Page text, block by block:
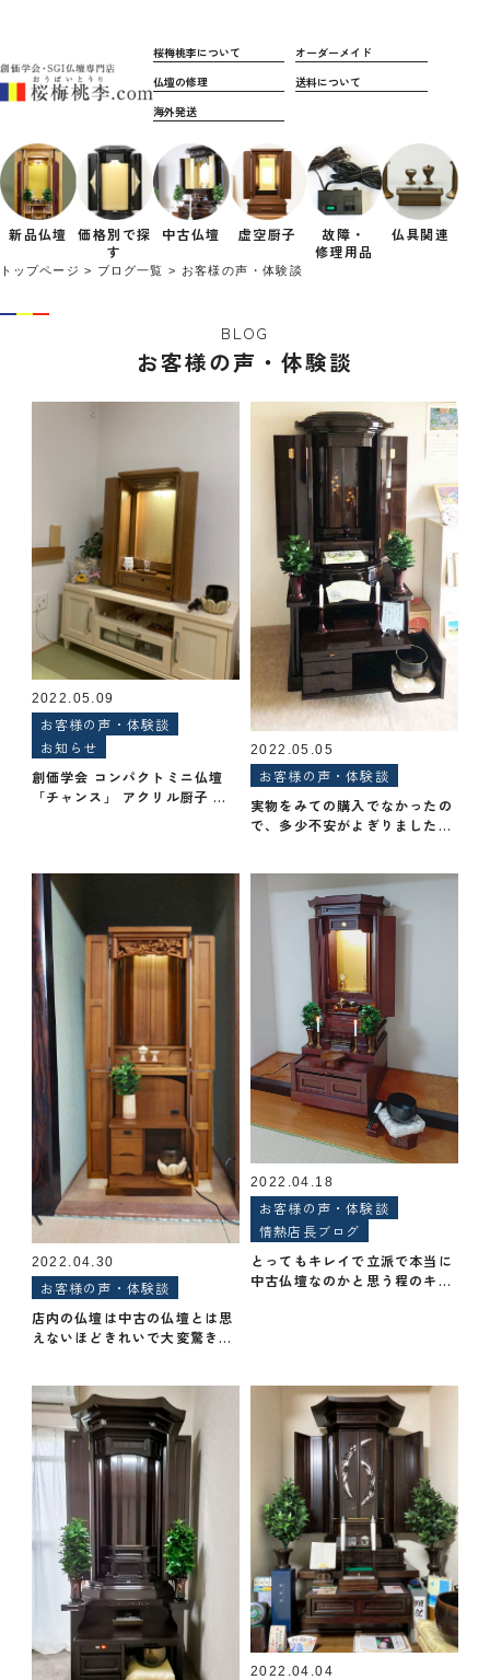
桜梅桃李について
オーダーメイド
仏壇の修理
送料について
海外発送
新品仏壇 価格別で探
す
中古仏壇 虚空厨子
故障・
修理用品
仏具関連
トップページ ブログ一覧 お客様の声・体験談
BLOG
お客様の声・体験談
2022.05.09
お客様の声・体験談
お知らせ
創価学会 コンパクトミニ仏壇
「チャンス」 アクリル厨子 ナ
2022.05.05
お客様の声・体験談
実物をみての購入でなかったの
で、多少不安がよぎりました
2022.04.30
お客様の声・体験談
店内の仏壇は中古の仏壇とは思
えないほどきれいで大変驚きま
2022.04.18
お客様の声・体験談
情熱店長ブログ
とってもキレイで立派で本当に
中古仏壇なのかと思う程のキレ
2022.04.04